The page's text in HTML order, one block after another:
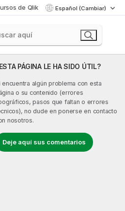
de Qlik Español (Cambiar)
PÁGINA LE HA SIDO ÚTIL?
encuentra algún problema con esta
o su contenido (errores
pasos que faltan o errores
no dude en ponerse en contacto
nosotros.
Deje aquí sus comentarios